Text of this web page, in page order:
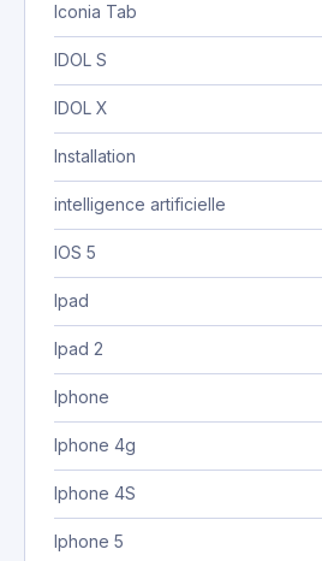
Iconia Tab
IDOL S
IDOL X
Installation
intelligence artificielle
IOS 5
Ipad
Ipad 2
Iphone
Iphone 4g
Iphone 4S
Iphone 5